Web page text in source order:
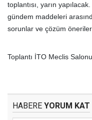
toplantısı, yarın
gündem maddeleri
sorunlar ve çözüm
Toplantı İTO Meclis
HABERE YORUM KAT